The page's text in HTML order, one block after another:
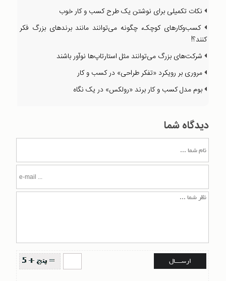
نکات تکمیلی برای نوشتن یک طرح کسب و کار خوب
کسب‌وکارهای کوچک، چگونه می‌توانند مانند برندهای بزرگ فکر
کنند؟!
شرکت‌های بزرگ می‌توانند مثل استارتاپ‌ها نوآور باشند
مروری بر رویکرد «تفکر طراحی» در کسب و کار
بوم مدل کسب و کار برند «رولکس» در یک نگاه
دیدگاه شما